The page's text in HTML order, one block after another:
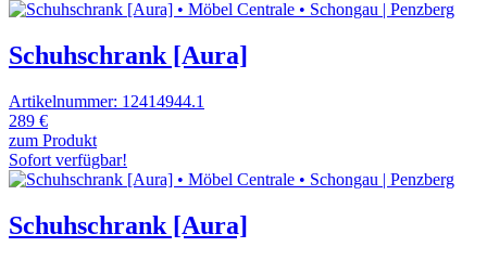
Schuhschrank [Aura]
Artikelnummer: 12414944.1
289 €
zum Produkt
Sofort verfügbar!
Schuhschrank [Aura]